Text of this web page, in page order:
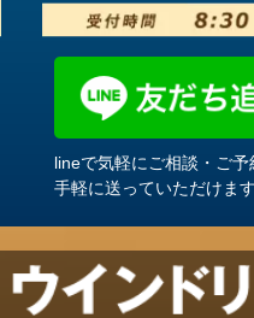
lineで気軽にご相談・ご
手軽に送っていただけます